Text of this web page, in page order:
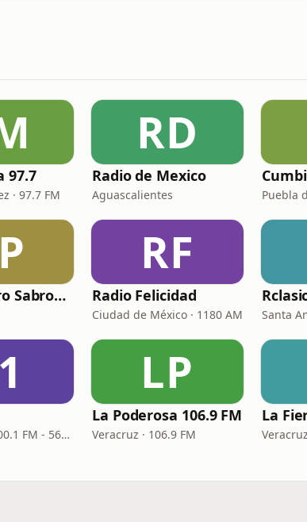
97.7
· 97.7 FM
RD
Radio de Mexico
Aguascalientes Puebla
Viejitas pero Sabrosas Radio
RF
Radio Felicidad
Ciudad de México · 1180 AM Santa
Manzanillo · 100.1 FM - 560 AM
LP
La Poderosa 106.9 FM
Veracruz · 106.9 FM
La